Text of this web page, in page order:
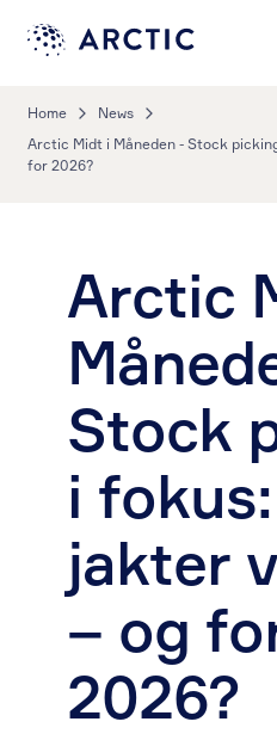
Home
News
Arctic Midt i Måneden - Stock
for 2026?
Arctic
Stock
i
jakter
– og
2026?